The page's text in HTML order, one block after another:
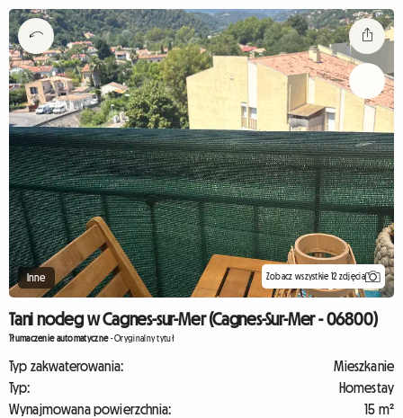
Inne Zobacz wszystkie 12 zdjęcia
Tani nocleg w Cagnes-sur-Mer (Cagnes-Sur-Mer - 06800)
Tłumaczenie automatyczne-Oryginalny tytuł
Typ zakwaterowania:
Mieszkanie
Typ:
Homestay
Wynajmowana powierzchnia:
15 m²